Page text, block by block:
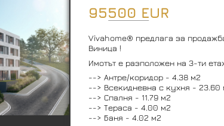
95500 EUR
Vivahome® предлага за
Виница !
Имотът е разположен на 3-ти
--> Антре/коридор - 4.38 м2
--> Всекидневна с кухня - 23.60
--> Спалня - 11.79 м2
--> Тераса - 4.00 м2
--> Баня - 4.02 м2